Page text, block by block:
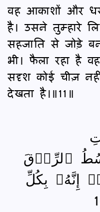
वह आकाशों और
है। उसने तुम्हारे
सहजाति से जोड़े
भी। फैला रहा है
सदृश कोई चीज़
देखता है।॥11॥
ٱلرِّزۡقَ
بِكُلِّ